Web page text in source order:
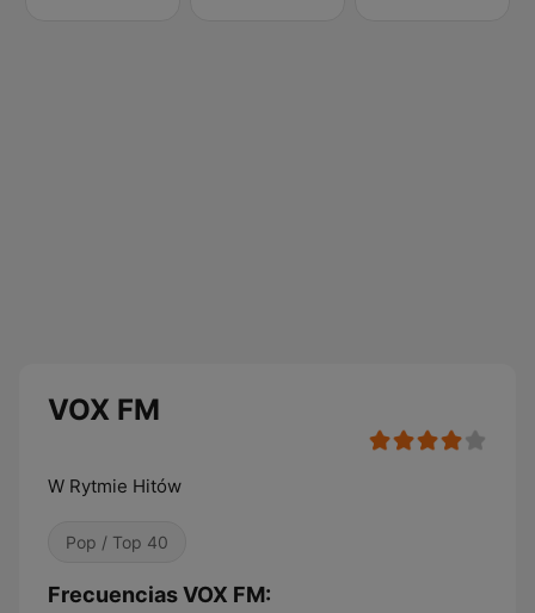
VOX FM
W Rytmie Hitów
Pop / Top 40
Frecuencias VOX FM: